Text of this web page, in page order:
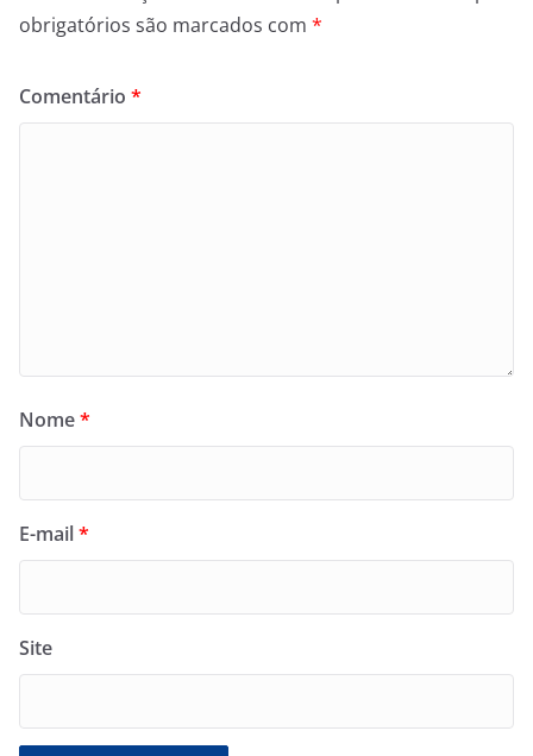
obrigatórios são marcados com *
Comentário *
Nome*
E-mail*
Site